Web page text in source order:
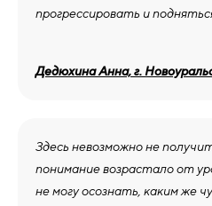
прогрессировать и
Дедюхина Анна, г.
Здесь невозможно не
понимание возрастало от
не могу осознать, каким же